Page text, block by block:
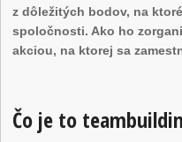
z dôležitých bodov, na
spoločnosti. Ako ho
akciou, na ktorej sa
Čo je to